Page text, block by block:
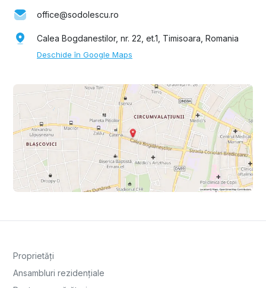
office@sodolescu.ro
Calea Bogdanestilor, nr. 22, et.1, Timisoara, Romania
Deschide în Google Maps
Proprietăți
Ansambluri rezidențiale